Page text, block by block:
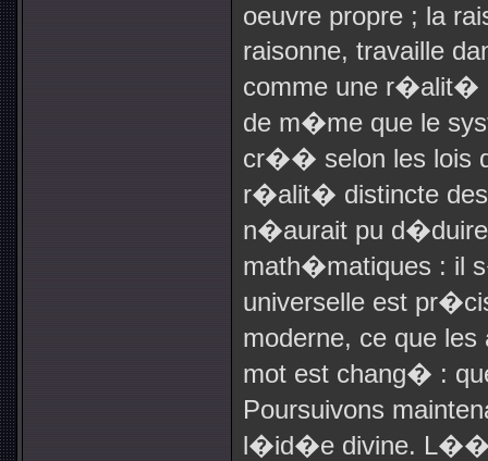
oeuvre propre ; la
raisonne, travaille
comme une r�alit�
de m�me que le
cr�� selon les lois
r�alit� distincte
n�aurait pu
math�matiques : il
universelle est
moderne, ce que
mot est chang� :
Poursuivons
l�id�e divine.